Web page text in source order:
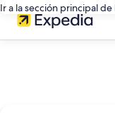
Ir a la sección principal de